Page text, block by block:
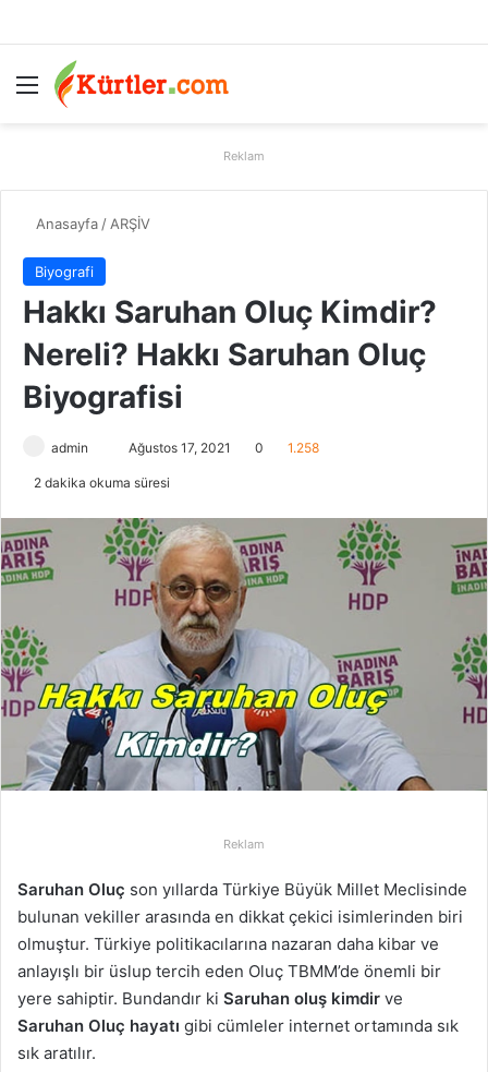
Menü
Reklam
Anasayfa / ARŞİV
Biyografi
Hakkı Saruhan Oluç Kimdir?
Nereli? Hakkı Saruhan Oluç
Biyografisi
admin
-
t
a
g
ö
n
d
e
k
Ağustos 17, 2021 0 1.258
2 dakika okuma süresi
Reklam
Saruhan Oluç son yıllarda Türkiye Büyük Millet Meclisinde
bulunan vekiller arasında en dikkat çekici isimlerinden biri
olmuştur. Türkiye politikacılarına nazaran daha kibar ve
anlayışlı bir üslup tercih eden Oluç TBMM’de önemli bir
yere sahiptir. Bundandır ki Saruhan oluş kimdir ve
Saruhan Oluç hayatı gibi cümleler internet ortamında sık
sık aratılır.